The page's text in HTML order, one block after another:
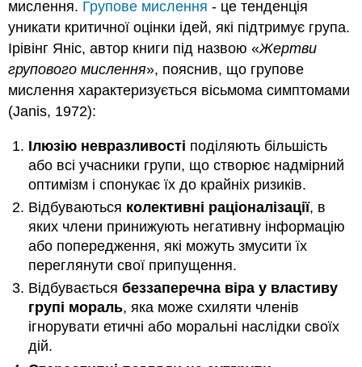
мислення. Групове мислення - це тенденція
уникати критичної оцінки ідей, які підтримує група.
Ірівінг Яніс, автор книги під назвою «Жертви
групового мислення», пояснив, що групове
мислення характеризується вісьмома симптомами
(Janis, 1972):
Ілюзію невразливості поділяють більшість
або всі учасники групи, що створює надмірний
оптимізм і спонукає їх до крайніх ризиків.
Відбуваються колективні раціоналізації, в
яких члени принижують негативну інформацію
або попередження, які можуть змусити їх
переглянути свої припущення.
Відбуваєтьсябеззаперечна віра у властиву
групі мораль, яка може схиляти членів
ігнорувати етичні або моральні наслідки своїх
дій.